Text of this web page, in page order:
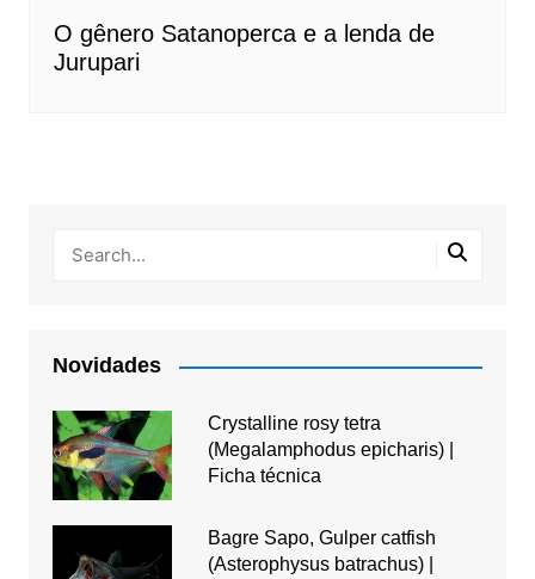
O gênero Satanoperca e a lenda de
Jurupari
Novidades
Crystalline rosy tetra
(Megalamphodus epicharis) |
Ficha técnica
Bagre Sapo, Gulper catfish
(Asterophysus batrachus) |